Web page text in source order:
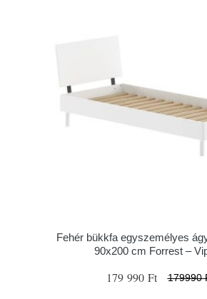
Fehér bükkfa egyszemélyes
90x200 cm Forrest –
179 990 Ft 179990